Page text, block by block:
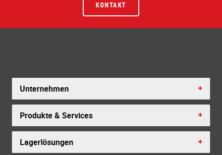
KONTAKT
Unternehmen
Produkte & Services
Lagerlösungen